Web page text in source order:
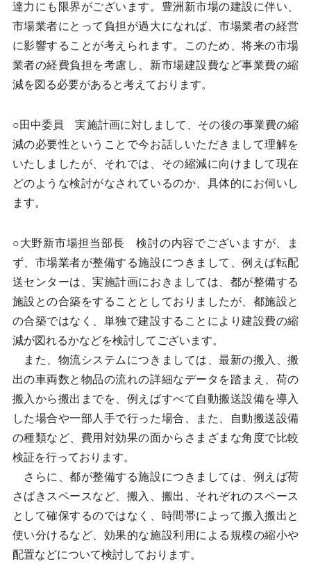
達力にも限界がございます。豊洲新市場の建設に伴い、
市場業者にとって負担が過大になれば、市場業者の経営
に影響することが考えられます。このため、将来の市場
業者の経費負担を考慮し、新市場建設費など事業費の縮
減を図る必要があると考えております。
○田中委員 実施計画に対しまして、その後の事業費の縮
減の必要性ということで今お話しいただきまして理解を
いたしましたが、それでは、その縮減に向けまして現在
どのような検討がなされているのか、具体的にお伺いし
ます。
○大野新市場担当部長 検討の内容でございますが、ま
ず、市場業者が整備する施設につきまして、例えば転配
送センターは、実施計画におきましては、都が整備する
施設との合築をすることとしておりましたが、都施設と
の合築ではなく、単独で建設することにより建設費の縮
減が図れるかなどを検討してございます。
また、物流システムにつきましては、最新の搬入、搬
出の車両数と物品の流れの詳細なデータを踏まえ、荷の
搬入から搬出までを、例えばすべて自動搬送設備を導入
した場合や一部人手で行った場合、また、自動搬送設備
の種類など、費用対効果の面からさまざまな角度で比較
検証を行っております。
さらに、都が整備する施設につきましては、例えば荷
さばきスペースなど、搬入、搬出、それぞれのスペース
として確保するのではなく、時間帯によって搬入搬出と
使い分けるなど、効果的な施設利用による規模の縮小や
配置などについて検討しております。